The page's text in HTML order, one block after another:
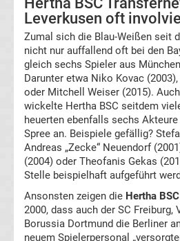
Liga
Ergebnisse
3.
Liga
Tabelle
DFB-
Pokal
Leverkusen oft
Zumal sich die Blau-Weißen seit
nicht nur auffallend oft bei den
gleich sechs Spieler aus
Darunter etwa Niko Kovac
oder Mitchell Weiser (2015).
wickelte Hertha BSC seitdem
heuerten ebenfalls sechs
Spree an. Beispiele gefällig?
Andreas „Zecke“ Neuendorf
(2004) oder Theofanis Gekas
Stelle beispielhaft aufgeführt
Ansonsten zeigen die Hertha
2000, dass auch der SC Freiburg,
Borussia Dortmund die Berliner
neuem Spielerpersonal